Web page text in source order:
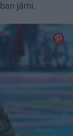
járni.